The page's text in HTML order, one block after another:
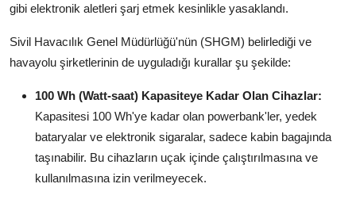
gibi elektronik aletleri şarj etmek kesinlikle yasaklandı.
Sivil Havacılık Genel Müdürlüğü'nün (SHGM) belirlediği ve
havayolu şirketlerinin de uyguladığı kurallar şu şekilde:
100 Wh (Watt-saat) Kapasiteye Kadar Olan Cihazlar:
Kapasitesi 100 Wh'ye kadar olan powerbank'ler, yedek
bataryalar ve elektronik sigaralar, sadece kabin bagajında
taşınabilir. Bu cihazların uçak içinde çalıştırılmasına ve
kullanılmasına izin verilmeyecek.